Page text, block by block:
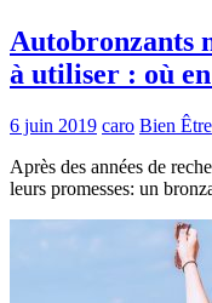
Autobronzants
à utiliser : où
6 juin 2019 caro Bien Être
Après des années de
leurs promesses: un